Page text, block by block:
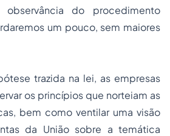
do procedimento
um pouco, sem maiores
trazida na lei, as empresas
os princípios que norteiam as
bem como ventilar uma visão
da União sobre a temática